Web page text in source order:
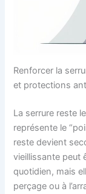
Renforcer la
et protections
La serrure reste
représente le
reste devient
vieillissante peut
quotidien, mais
perçage ou à